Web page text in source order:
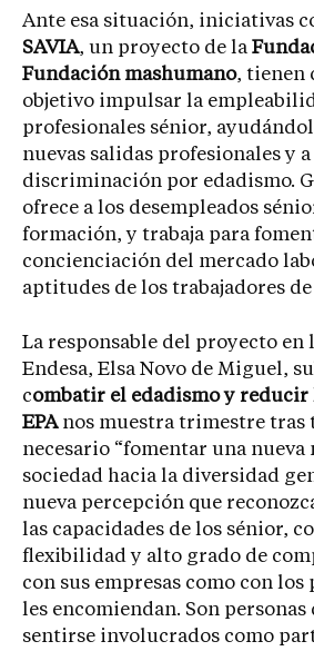
Ante esa situación, iniciativas
SAVIA, un proyecto de la
Fundación mashumano, tienen
objetivo impulsar la
profesionales sénior,
nuevas salidas profesionales y
discriminación por edadismo.
ofrece a los desempleados
formación, y trabaja para
concienciación del mercado
aptitudes de los trabajadores de
La responsable del proyecto en
Endesa, Elsa Novo de Miguel,
combatir el edadismo y reducir
EPAnos muestra trimestre tras
necesario “fomentar una nueva
sociedad hacia la diversidad
nueva percepción que
las capacidades de los sénior,
flexibilidad y alto grado de
con sus empresas como con los
les encomiendan. Son personas
sentirse involucrados como